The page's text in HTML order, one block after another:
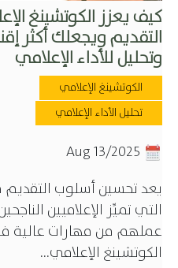
كيف يعزز الكوتشينغ
التقديم ويجعلك أكثر
وتحليل للأداء الإعلامي
الكوتشينغ الإعلامي
تحليل الأداء الإعلامي
يعد تحسين أسلوب التقديم
التي تميِّز الإعلاميين
عملهم من مهارات عالية في
الكوتشينغ الإعلامي...